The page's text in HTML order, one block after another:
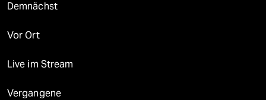
Demnächst
Vor Ort
Live im Stream
Vergangene